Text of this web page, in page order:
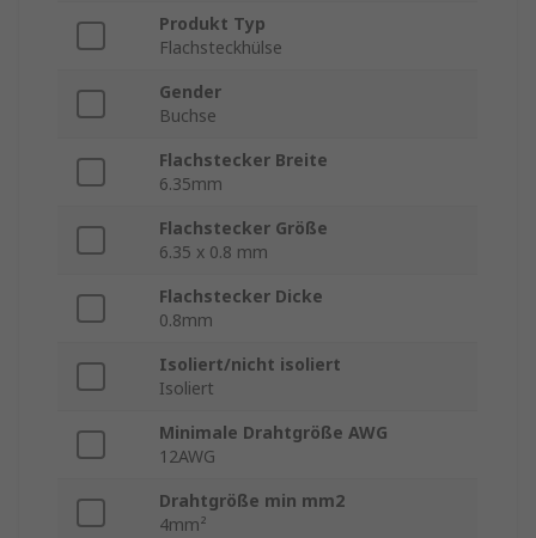
Produkt Typ
Flachsteckhülse
Gender
Buchse
Flachstecker Breite
6.35mm
Flachstecker Größe
6.35 x 0.8 mm
Flachstecker Dicke
0.8mm
Isoliert/nicht isoliert
Isoliert
Minimale Drahtgröße AWG
12AWG
Drahtgröße min mm2
4mm²